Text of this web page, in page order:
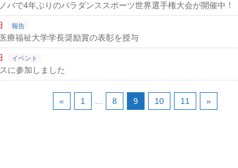
バで4年ぶりのパラダンススポーツ世界選手権大会が開催中！
報告
療福祉大学学長奨励賞の表彰を授与
イベント
に参加しました
« 1 8 9 10 11 »